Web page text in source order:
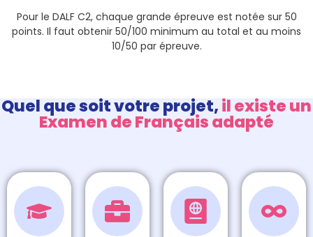
Pour le DALF C2, chaque grande épreuve est notée sur 50
points. Il faut obtenir 50/100 minimum au total et au moins
10/50 par épreuve.
Quel que soit votre projet,il existe un
Examen de Français adapté